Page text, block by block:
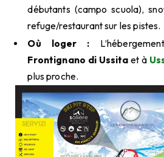
débutants (campo scuola),
refuge/restaurant sur les pistes.
Où loger :
Frontignano di Ussita et à
plus proche.